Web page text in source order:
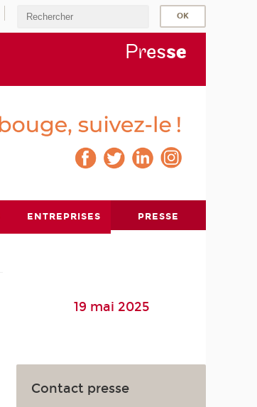
Presse
ENTREPRISES PRESSE
19 mai 2025
Contact presse